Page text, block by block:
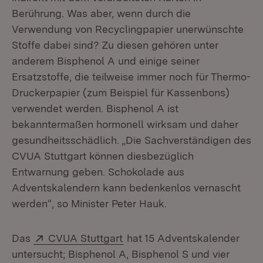
Berührung. Was aber, wenn durch die
Verwendung von Recyclingpapier unerwünschte
Stoffe dabei sind? Zu diesen gehören unter
anderem Bisphenol A und einige seiner
Ersatzstoffe, die teilweise immer noch für Thermo-
Druckerpapier (zum Beispiel für Kassenbons)
verwendet werden. Bisphenol A ist
bekanntermaßen hormonell wirksam und daher
gesundheitsschädlich. „Die Sachverständigen des
CVUA Stuttgart können diesbezüglich
Entwarnung geben. Schokolade aus
Adventskalendern kann bedenkenlos vernascht
werden“, so Minister Peter Hauk.
Das Extern:
CVUA Stuttgart (Öffnet in neuem Fenster)
hat 15 Adventskalender
untersucht; Bisphenol A, Bisphenol S und vier